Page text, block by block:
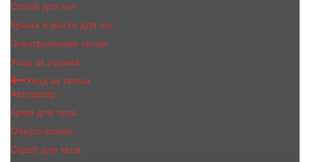
Спрей для ног
Крема и маски для ног
Электрические пилки
Уход за руками
Уход за телом
Автозагар
Крем для тела
Обертывание
Скраб для тела